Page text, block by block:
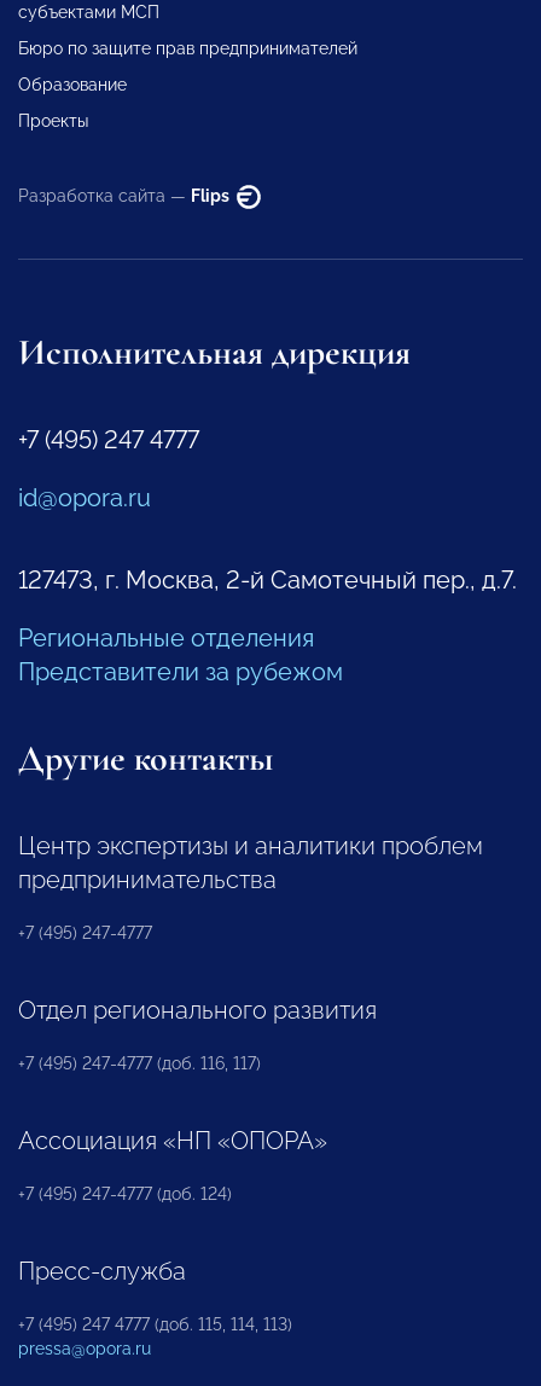
субъектами МСП
Бюро по защите прав предпринимателей
Образование
Проекты
Разработка сайта — Flips
Исполнительная дирекция
+7 (495) 247 4777
id@opora.ru
127473, г. Москва, 2-й Самотечный пер., д.7.
Региональные отделения
Представители за рубежом
Другие контакты
Центр экспертизы и аналитики проблем
предпринимательства
+7 (495) 247-4777
Отдел регионального развития
+7 (495) 247-4777 (доб. 116, 117)
Ассоциация «НП «ОПОРА»
+7 (495) 247-4777 (доб. 124)
Пресс-служба
+7 (495) 247 4777 (доб. 115, 114, 113)
pressa@opora.ru